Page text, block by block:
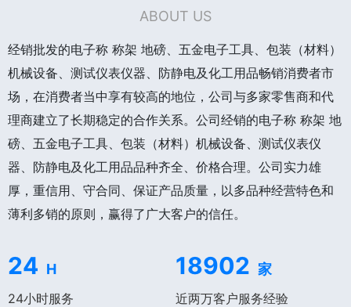
ABOUT US
经销批发的电子称 称架 地磅、五金电子工具、包装（材料）
机械设备、测试仪表仪器、防静电及化工用品畅销消费者市
场，在消费者当中享有较高的地位，公司与多家零售商和代
理商建立了长期稳定的合作关系。公司经销的电子称 称架 地
磅、五金电子工具、包装（材料）机械设备、测试仪表仪
器、防静电及化工用品品种齐全、价格合理。公司实力雄
厚，重信用、守合同、保证产品质量，以多品种经营特色和
薄利多销的原则，赢得了广大客户的信任。
24 H
24小时服务
18902 家
近两万客户服务经验